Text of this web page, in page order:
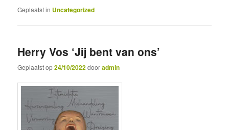
Geplaatst in Uncategorized
Herry Vos ‘Jij bent van ons’
Geplaatst op24/10/2022dooradmin